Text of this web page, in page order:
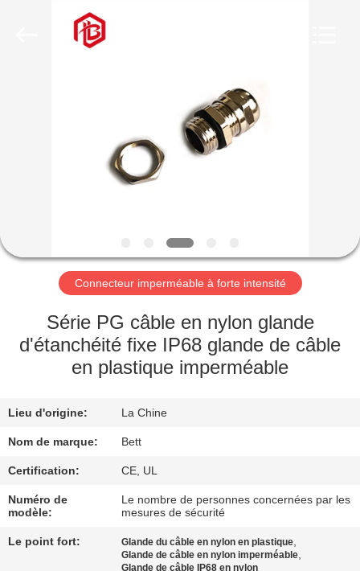
PRODUITS
DE
NOUS
VISITE
D'USINE
DE
QUALITÉ
PLAN
DU
SITE
Connecteur imperméable à forte intensité
Série PG câble en nylon glande
d'étanchéité fixe IP68 glande de câble
en plastique imperméable
Lieu d'origine: La Chine
Nom de marque: Bett
Certification: CE, UL
Numéro de
modèle:
Le nombre de personnes concernées par les
mesures de sécurité
Le point fort: Glande du câble en nylon en plastique,
Glande de câble en nylon imperméable,
Glande de câble IP68 en nylon